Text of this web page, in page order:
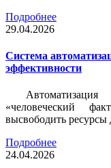
Подробнее
29.04.2026
Система
эффективности
«человеческий
высвободить ресурсы
Подробнее
24.04.2026